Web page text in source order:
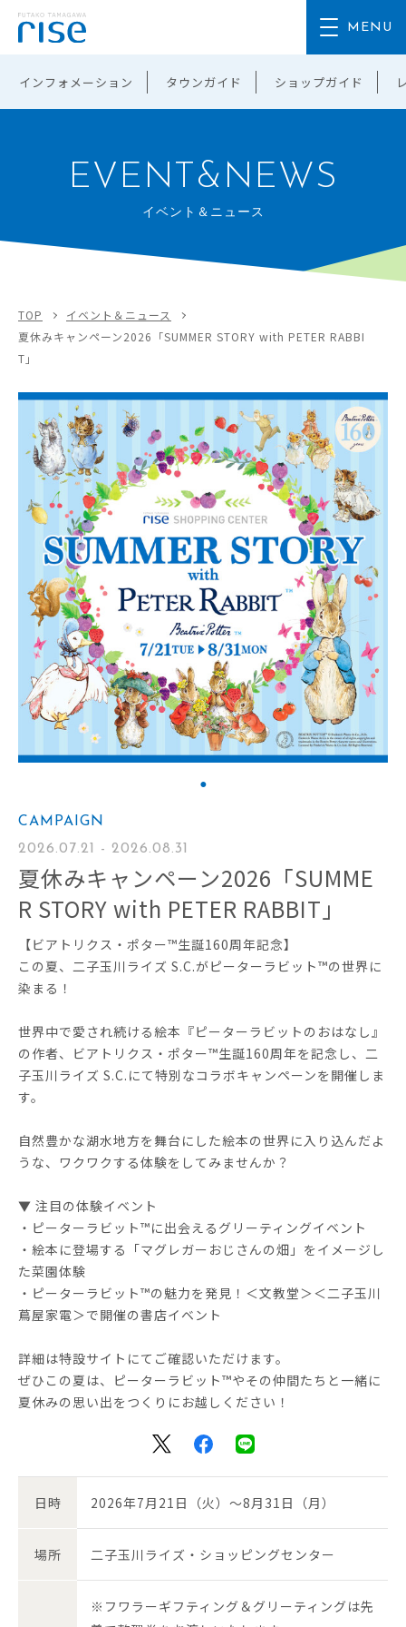
インフォメーション タウンガイド ショップガイド
EVENT&NEWS
イベント＆ニュース
TOP
イベント＆ニュース
夏休みキャンペーン2026「SUMMER STORY with PETER RABBI
T」
CAMPAIGN
2026.07.21 - 2026.08.31
夏休みキャンペーン2026「SUMME
R STORY with PETER RABBIT」
【ビアトリクス・ポター™生誕160周年記念】
この夏、二子玉川ライズ S.C.がピーターラビット™の世界に
染まる！
世界中で愛され続ける絵本『ピーターラビットのおはなし』
の作者、ビアトリクス・ポター™生誕160周年を記念し、二
子玉川ライズ S.C.にて特別なコラボキャンペーンを開催しま
す。
自然豊かな湖水地方を舞台にした絵本の世界に入り込んだよ
うな、ワクワクする体験をしてみませんか？
▼ 注目の体験イベント
・ピーターラビット™に出会えるグリーティングイベント
・絵本に登場する「マグレガーおじさんの畑」をイメージし
た菜園体験
・ピーターラビット™の魅力を発見！＜文教堂＞＜二子玉川
蔦屋家電＞で開催の書店イベント
詳細は特設サイトにてご確認いただけます。
ぜひこの夏は、ピーターラビット™やその仲間たちと一緒に
夏休みの思い出をつくりにお越しください！
日時 2026年7月21日（火）～8月31日（月）
場所 二子玉川ライズ・ショッピングセンター
※フワラーギフティング＆グリーティングは先